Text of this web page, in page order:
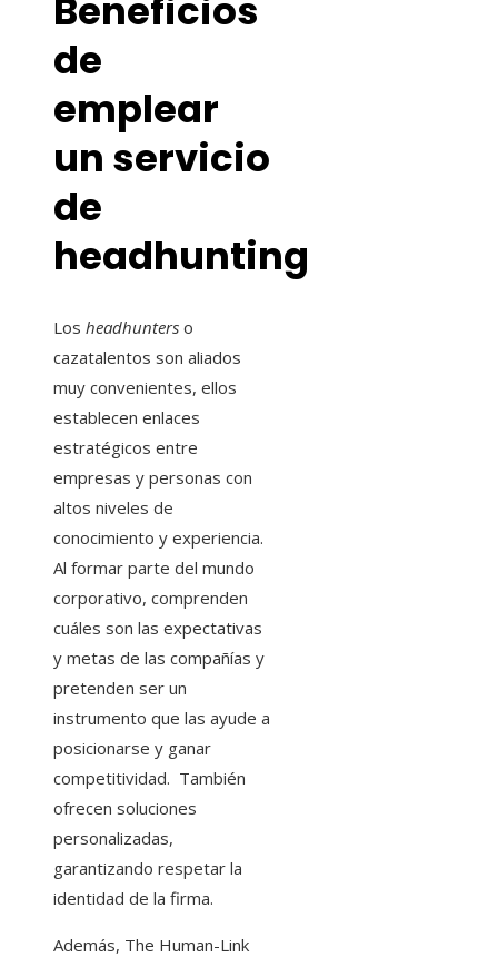
Beneficios
de
emplear
un servicio
de
headhunting
Los headhunters o
cazatalentos son aliados
muy convenientes, ellos
establecen enlaces
estratégicos entre
empresas y personas con
altos niveles de
conocimiento y experiencia.
Al formar parte del mundo
corporativo, comprenden
cuáles son las expectativas
y metas de las compañías y
pretenden ser un
instrumento que las ayude a
posicionarse y ganar
competitividad. También
ofrecen soluciones
personalizadas,
garantizando respetar la
identidad de la firma.
Además, The Human-Link